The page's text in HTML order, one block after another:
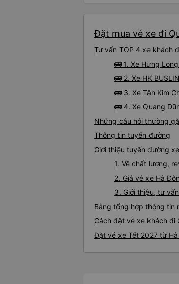
Đặt mua vé xe đi
Tư vấn TOP 4 xe khách
🚌 1. Xe Hưng
🚌 2. Xe HK
🚌 3. Xe Tân Kim
🚌 4. Xe Quang
Những câu hỏi thường
Thông tin tuyến đường
Giới thiệu tuyến đường
1. Về chất lượng,
2. Giá vé xe Hà
3. Giới thiệu, tư
Bảng tổng hợp thông tin
Cách đặt vé xe khách đi
Đặt vé xe Tết 2027 từ